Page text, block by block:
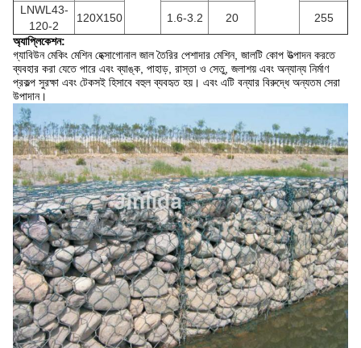
LNWL43-
120-2
120X150 1.6-3.2 20
255
অ্যাপ্লিকেশন:
গ্যাবিউন মেকিং মেশিন হেক্সাগোনাল জাল তৈরির পেশাদার মেশিন, জালটি কোপ উত্পাদন করতে
ব্যবহার করা যেতে পারে এবং ব্যাঙ্ক, পাহাড়, রাস্তা ও সেতু, জলাশয় এবং অন্যান্য নির্মাণ
প্রকল্প সুরক্ষা এবং টেকসই হিসাবে বহুল ব্যবহৃত হয়। এবং এটি বন্যার বিরুদ্ধে অন্যতম সেরা
উপাদান।